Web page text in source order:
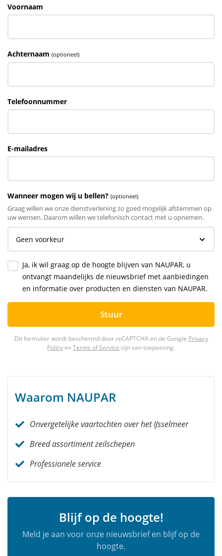
Voornaam
Achternaam (optioneel)
Telefoonnummer
E-mailadres
Wanneer mogen wij u bellen? (optioneel)
Graag willen we onze dienstverlening zo goed mogelijk afstemmen op
uw wensen. Daarom willen we telefonisch contact met u opnemen.
Ja, ik wil graag op de hoogte blijven van NAUPAR, u
ontvangt maandelijks de nieuwsbrief met aanbiedingen
en informatie over producten en diensten van NAUPAR.
Stuur
Dit formulier wordt beschermd door reCAPTCHA en de Google Privacy
PolicyenTerms of Service zijn van toepassing.
Waarom NAUPAR
Onvergetelijke vaartochten over het IJsselmeer
Breed assortiment zeilschepen
Professionele service
Blijf op de hoogte!
Meld je aan voor onze nieuwsbrief en blijf op de
hoogte.